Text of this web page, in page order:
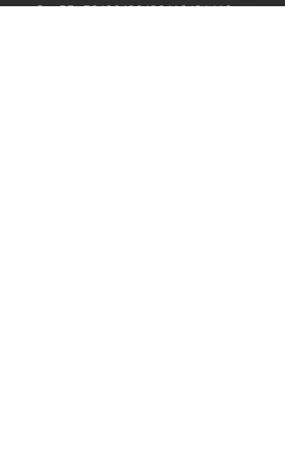
S：55~70/98/98/32/69/34/62